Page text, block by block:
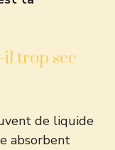
trop sec
de liquide
absorbent